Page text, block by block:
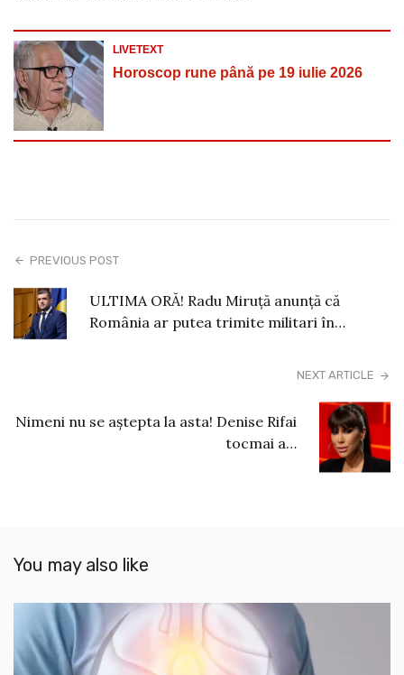
LIVETEXT
Horoscop rune până pe 19 iulie 2026
PREVIOUS POST
ULTIMA ORĂ! Radu Miruță anunță că
România ar putea trimite militari în…
NEXT ARTICLE
Nimeni nu se aștepta la asta! Denise Rifai
tocmai a…
You may also like